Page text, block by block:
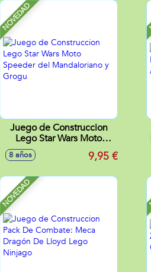
NOVEDAD
Juego de Construccion
Lego Star Wars Moto
Speeder del Mandaloriano
8 años 9,95 €
NOVEDAD